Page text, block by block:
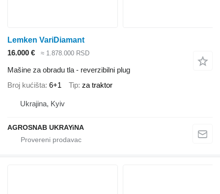
Lemken VariDiamant
16.000 €
≈ 1.878.000 RSD
Mašine za obradu tla - reverzibilni plug
Broj kućišta 6+1 Tip za traktor
Ukrajina, Kyiv
AGROSNAB UKRAYiNA